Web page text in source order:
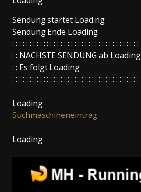
Sendung startet Loading
Sendung Ende Loading
: : : : : : : : : : : : : : : : : : : : : : : : : : : : : : : : : : : : :
: : NÄCHSTE SENDUNG ab Loading
: : Es folgt Loading
: : : : : : : : : : : : : : : : : : : : : : : : : : : : : : : : : : : : :
Loading
Suchmaschineneintrag
Loading